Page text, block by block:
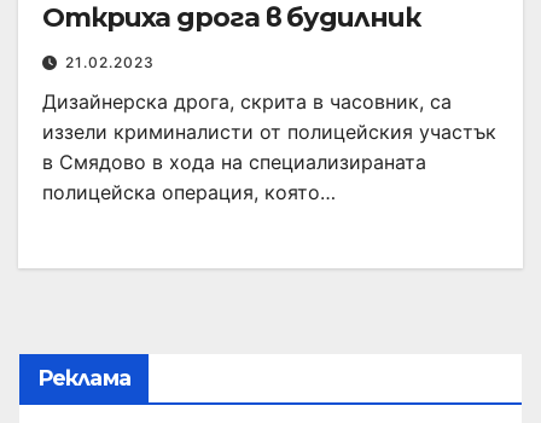
Откриха дрога в будилник
21.02.2023
Дизайнерска дрога, скрита в часовник, са
иззели криминалисти от полицейския участък
в Смядово в хода на специализираната
полицейска операция, която…
Реклама